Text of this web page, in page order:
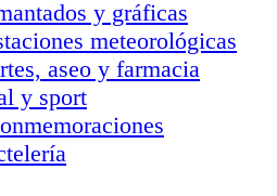
y gráficas
meteorológicas
aseo y farmacia
y sport